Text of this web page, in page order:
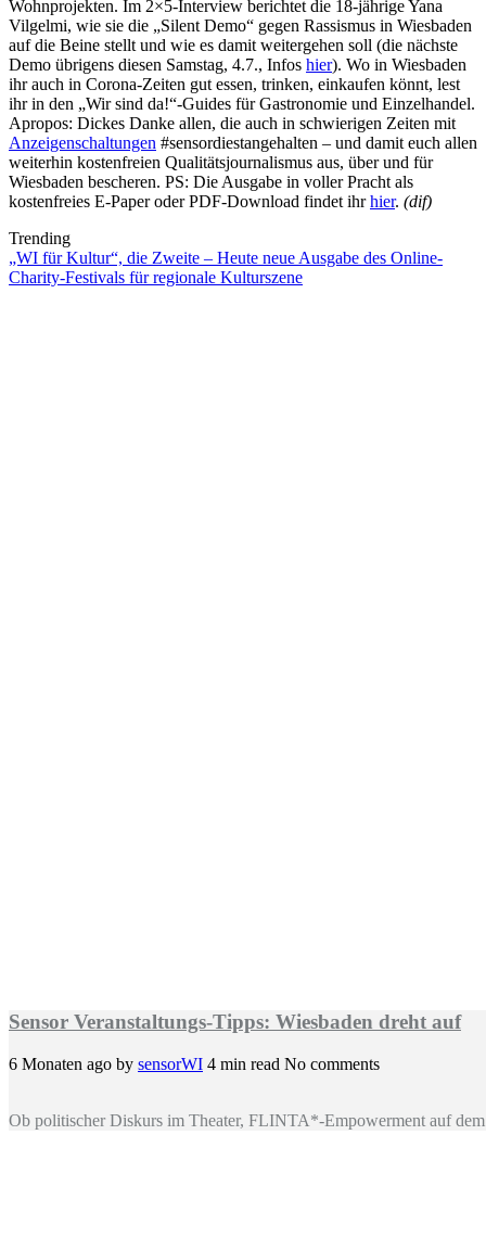
Wohnprojekten. Im 2×5-Interview berichtet die 18-jährige Yana
Vilgelmi, wie sie die „Silent Demo“ gegen Rassismus in Wiesbaden
auf die Beine stellt und wie es damit weitergehen soll (die nächste
Demo übrigens diesen Samstag, 4.7., Infos hier). Wo in Wiesbaden
ihr auch in Corona-Zeiten gut essen, trinken, einkaufen könnt, lest
ihr in den „Wir sind da!“-Guides für Gastronomie und Einzelhandel.
Apropos: Dickes Danke allen, die auch in schwierigen Zeiten mit
Anzeigenschaltungen #sensordiestangehalten – und damit euch allen
weiterhin kostenfreien Qualitätsjournalismus aus, über und für
Wiesbaden bescheren. PS: Die Ausgabe in voller Pracht als
kostenfreies E-Paper oder PDF-Download findet ihrhier. (dif)
Trending
„WI für Kultur“, die Zweite – Heute neue Ausgabe des Online-
Charity-Festivals für regionale Kulturszene
Sensor Veranstaltungs-Tipps: Wiesbaden dreht auf
6 Monaten ago by sensorWI 4 min read No comments
Ob politischer Diskurs im Theater, FLINTA*-Empowerment auf